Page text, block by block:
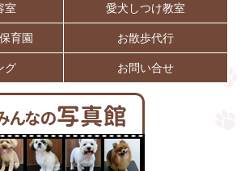
室 愛犬しつけ教室
育園 お散歩代行
グ お問い合せ